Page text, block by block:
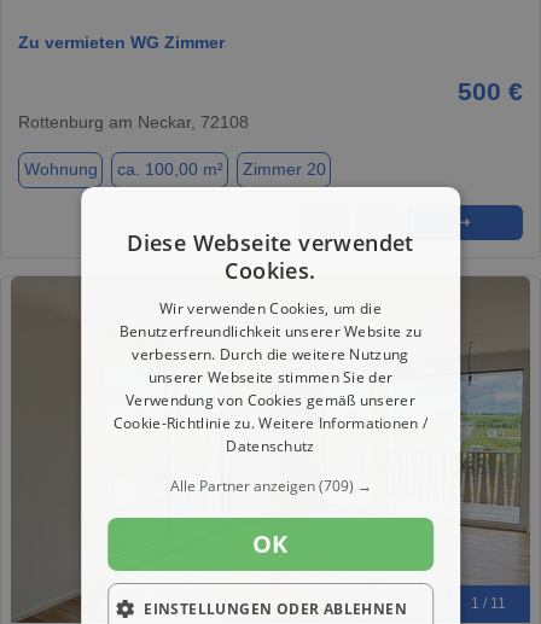
Zu vermieten WG Zimmer
500 €
Rottenburg am Neckar, 72108
Wohnung ca. 100,00 m² Zimmer 20
➜
1 / 11
Diese Webseite verwendet
Cookies.
Wir verwenden Cookies, um die
Benutzerfreundlichkeit unserer Website zu
verbessern. Durch die weitere Nutzung
unserer Webseite stimmen Sie der
Verwendung von Cookies gemäß unserer
Cookie-Richtlinie zu.Weitere Informationen /
Datenschutz
Alle Partner anzeigen(709) →
OK
EINSTELLUNGEN ODER ABLEHNEN